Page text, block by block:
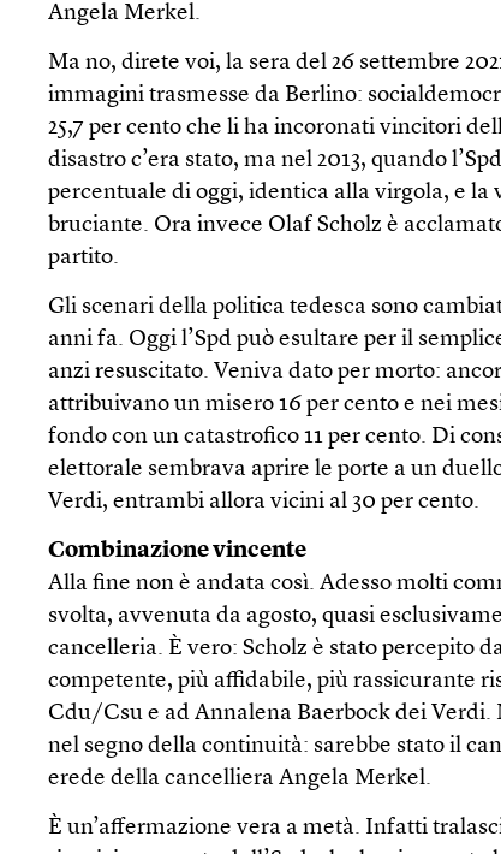
Angela Merkel.
Ma no, direte voi, la sera del 26 settembre
immagini trasmesse da Berlino:
25,7 per cento che li ha incoronati vincitori
disastro c’era stato, ma nel 2013, quando
percentuale di oggi, identica alla virgola, e la
bruciante. Ora invece Olaf Scholz è
partito.
Gli scenari della politica tedesca sono
anni fa. Oggi l’Spd può esultare per il
anzi resuscitato. Veniva dato per morto:
attribuivano un misero 16 per cento e nei
fondo con un catastrofico 11 per cento. Di
elettorale sembrava aprire le porte a un
Verdi, entrambi allora vicini al 30 per cento.
Combinazione vincente
Alla fine non è andata così. Adesso molti
svolta, avvenuta da agosto, quasi
cancelleria. È vero: Scholz è stato percepito
competente, più affidabile, più rassicurante
Cdu/Csu e ad Annalena Baerbock dei Verdi.
nel segno della continuità: sarebbe stato il
erede della cancelliera Angela Merkel.
È un’affermazione vera a metà. Infatti